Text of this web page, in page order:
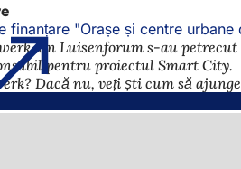
finanțare "Orașe și centre urbane
din Luisenforum s-au
pentru proiectul Smart City.
Dacă nu, veți ști cum să